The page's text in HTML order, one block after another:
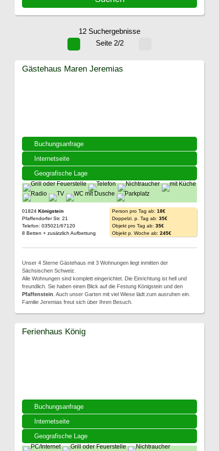
12 Suchergebnisse
Seite 2/2
Buchungsanfrage
Internetseite
Geografische Lage
Gästehaus Maren Jeremias
01824 Königstein
Pfaffendorfer Str. 21
Telefon: 035021/67120
8 Betten + zusätzlich Aufbettung
Person pro Tag ab: 18€
Doppelzi. p. Tag ab: 35€
Objekt pro Tag ab: 35€
Objekt p. Woche ab: 245€
Unser 4 Sterne Gästehaus mit 3 Wohnungen liegt inmitten der
Sächsischen Schweiz.
Alle Wohnungen sind komplett eingerichtet. Die Einrichtung ist hell und
freundlich. Sie haben einen Blick auf die Festung Königstein und den
Pfaffenstein . Auch unser Garten mit viel Wiese lädt zum ausruhen ein.
Familie Jeremias freut sich über Ihren Besuch.
Buchungsanfrage
Internetseite
Geografische Lage
Ferienhaus König